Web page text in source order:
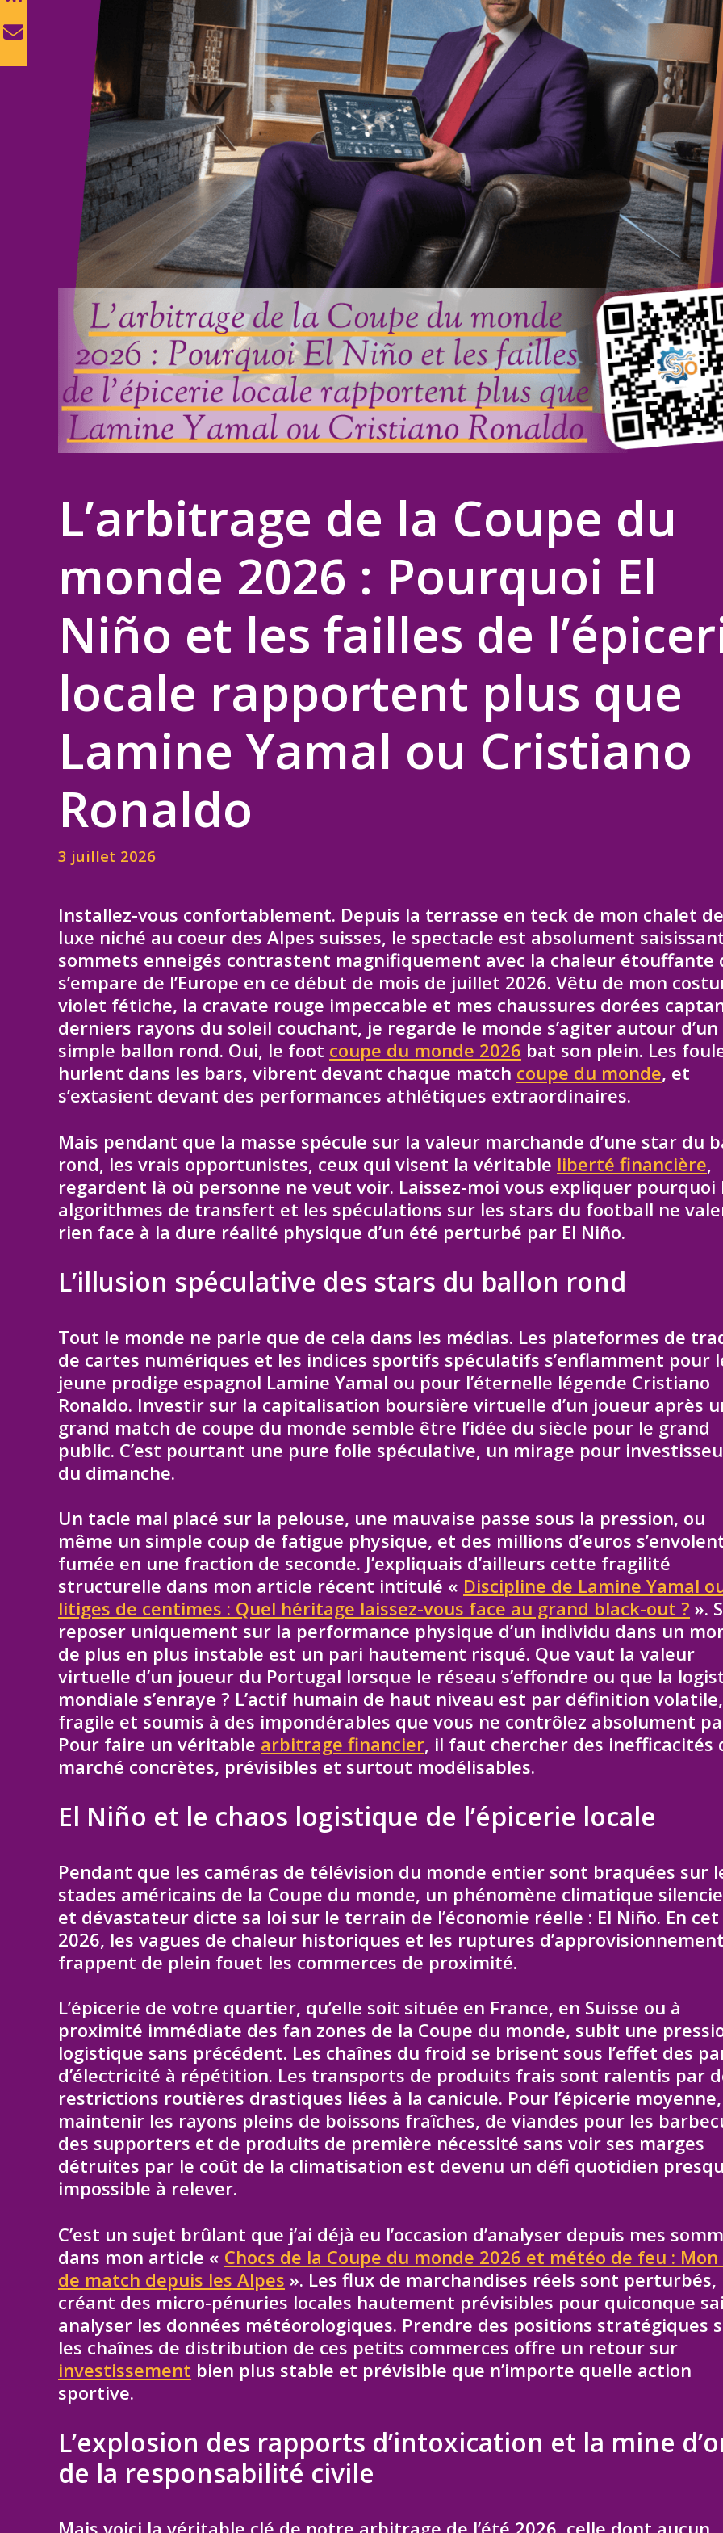
L’arbitrage de la Coupe du
monde 2026 : Pourquoi El
Niño et les failles de
locale rapportent plus que
Lamine Yamal ou Cristiano
Ronaldo
3 juillet 2026
Installez-vous confortablement. Depuis la terrasse en teck de mon chalet de
luxe niché au coeur des Alpes suisses, le spectacle est absolument
sommets enneigés contrastent magnifiquement avec la chaleur étouffante
s’empare de l’Europe en ce début de mois de juillet 2026. Vêtu de mon
violet fétiche, la cravate rouge impeccable et mes chaussures dorées
derniers rayons du soleil couchant, je regarde le monde s’agiter autour d’un
simple ballon rond. Oui, le foot coupe du monde 2026 bat son plein. Les
hurlent dans les bars, vibrent devant chaque match coupe du monde, et
s’extasient devant des performances athlétiques extraordinaires.
Mais pendant que la masse spécule sur la valeur marchande d’une star du
rond, les vrais opportunistes, ceux qui visent la véritable liberté financière,
regardent là où personne ne veut voir. Laissez-moi vous expliquer pourquoi
algorithmes de transfert et les spéculations sur les stars du football ne
rien face à la dure réalité physique d’un été perturbé par El Niño.
L’illusion spéculative des stars du ballon rond
Tout le monde ne parle que de cela dans les médias. Les plateformes de
de cartes numériques et les indices sportifs spéculatifs s’enflamment pour
jeune prodige espagnol Lamine Yamal ou pour l’éternelle légende Cristiano
Ronaldo. Investir sur la capitalisation boursière virtuelle d’un joueur après
grand match de coupe du monde semble être l’idée du siècle pour le grand
public. C’est pourtant une pure folie spéculative, un mirage pour
du dimanche.
Un tacle mal placé sur la pelouse, une mauvaise passe sous la pression, ou
même un simple coup de fatigue physique, et des millions d’euros
fumée en une fraction de seconde. J’expliquais d’ailleurs cette fragilité
structurelle dans mon article récent intitulé « Discipline de Lamine Yamal
litiges de centimes : Quel héritage laissez-vous face au grand black-out ? ».
reposer uniquement sur la performance physique d’un individu dans un
de plus en plus instable est un pari hautement risqué. Que vaut la valeur
virtuelle d’un joueur du Portugal lorsque le réseau s’effondre ou que la
mondiale s’enraye ? L’actif humain de haut niveau est par définition volatile,
fragile et soumis à des impondérables que vous ne contrôlez absolument
Pour faire un véritable arbitrage financier, il faut chercher des inefficacités
marché concrètes, prévisibles et surtout modélisables.
El Niño et le chaos logistique de l’épicerie locale
Pendant que les caméras de télévision du monde entier sont braquées sur
stades américains de la Coupe du monde, un phénomène climatique
et dévastateur dicte sa loi sur le terrain de l’économie réelle : El Niño. En
2026, les vagues de chaleur historiques et les ruptures
frappent de plein fouet les commerces de proximité.
L’épicerie de votre quartier, qu’elle soit située en France, en Suisse ou à
proximité immédiate des fan zones de la Coupe du monde, subit une
logistique sans précédent. Les chaînes du froid se brisent sous l’effet des
d’électricité à répétition. Les transports de produits frais sont ralentis par
restrictions routières drastiques liées à la canicule. Pour l’épicerie moyenne,
maintenir les rayons pleins de boissons fraîches, de viandes pour les
des supporters et de produits de première nécessité sans voir ses marges
détruites par le coût de la climatisation est devenu un défi quotidien
impossible à relever.
C’est un sujet brûlant que j’ai déjà eu l’occasion d’analyser depuis mes
dans mon article « Chocs de la Coupe du monde 2026 et météo de feu :
de match depuis les Alpes ». Les flux de marchandises réels sont perturbés,
créant des micro-pénuries locales hautement prévisibles pour quiconque
analyser les données météorologiques. Prendre des positions stratégiques
les chaînes de distribution de ces petits commerces offre un retour sur
investissement bien plus stable et prévisible que n’importe quelle action
sportive.
L’explosion des rapports d’intoxication et la mine
de la responsabilité civile
Mais voici la véritable clé de notre arbitrage de l’été 2026, celle dont aucun